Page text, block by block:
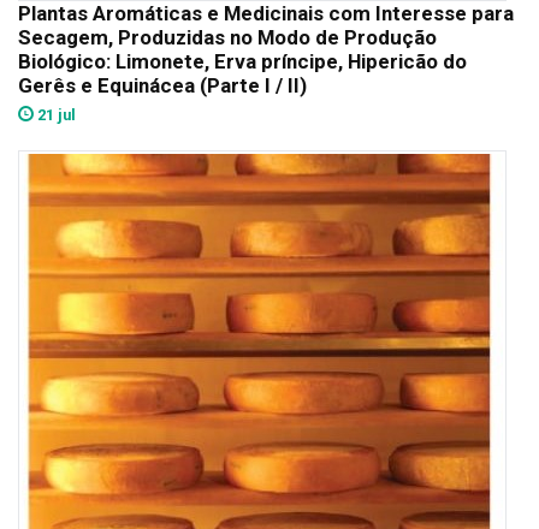
Plantas Aromáticas e Medicinais com Interesse para
Secagem, Produzidas no Modo de Produção
Biológico: Limonete, Erva príncipe, Hipericão do
Gerês e Equinácea (Parte I / II)
21 jul